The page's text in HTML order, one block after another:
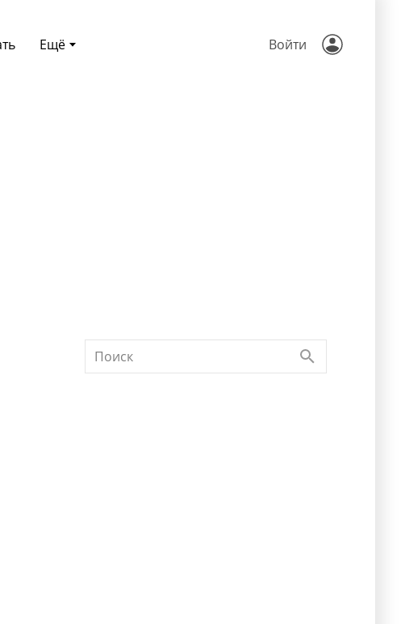
Ещё Войти